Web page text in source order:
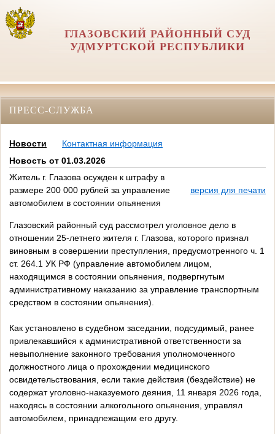
ГЛАЗОВСКИЙ РАЙОННЫЙ СУД
УДМУРТСКОЙ РЕСПУБЛИКИ
ПРЕСС-СЛУЖБА
Новости
Контактная информация
Новость от 01.03.2026
Житель г. Глазова осужден к штрафу в
размере 200 000 рублей за управление
автомобилем в состоянии опьянения
версия для печати
Глазовский районный суд рассмотрел уголовное дело в
отношении 25-летнего жителя г. Глазова, которого признал
виновным в совершении преступления, предусмотренного ч. 1
ст. 264.1 УК РФ (управление автомобилем лицом,
находящимся в состоянии опьянения, подвергнутым
административному наказанию за управление транспортным
средством в состоянии опьянения).
Как установлено в судебном заседании, подсудимый, ранее
привлекавшийся к административной ответственности за
невыполнение законного требования уполномоченного
должностного лица о прохождении медицинского
освидетельствования, если такие действия (бездействие) не
содержат уголовно-наказуемого деяния, 11 января 2026 года,
находясь в состоянии алкогольного опьянения, управлял
автомобилем, принадлежащим его другу.